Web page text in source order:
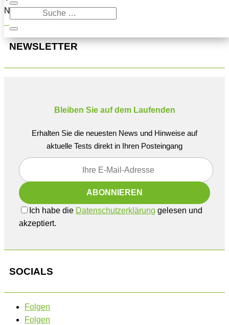
Navigation oben, um den Beitrag zu finden.
NEWSLETTER
Bleiben Sie auf dem Laufenden
Erhalten Sie die neuesten News und Hinweise auf
aktuelle Tests direkt in Ihren Posteingang
Ich habe die Datenschutzerklärung gelesen und
akzeptiert.
SOCIALS
Folgen
Folgen